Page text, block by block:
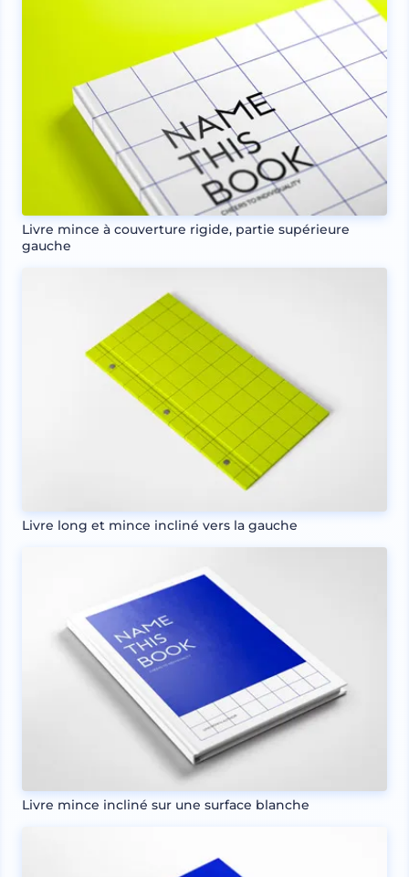
Livre mince à couverture rigide, partie supérieure
gauche
Livre long et mince incliné vers la gauche
Livre mince incliné sur une surface blanche